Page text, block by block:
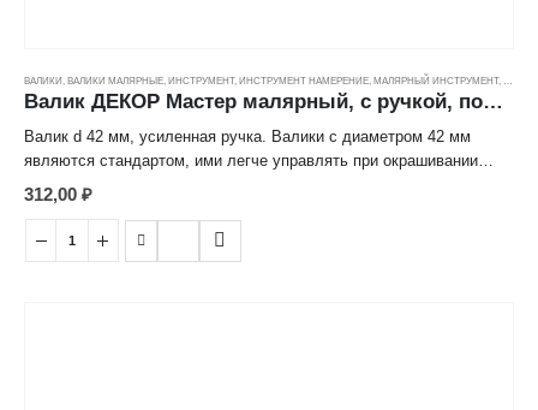
ВАЛИКИ ВАЛИКИ МАЛЯРНЫЕ ИНСТРУМЕНТ, ИНСТРУМЕНТ НАМЕРЕНИЕ МАЛЯРНЫЙ ИНСТРУМЕНТ,
Валик ДЕКОР Мастер малярный, с ручкой, полиакрил тигр (11/42/8мм) (240мм)
Валик d 42 мм, усиленная ручка. Валики с диаметром 42 мм
являются стандартом, ими легче управлять при окрашивании
поверхностей. Полиакрил тигр идеален для большинства ЛКМ и
типов поверхности, благодаря средней высоте ворса.
Преимущественно используется с ЛКМ на водной основе.
312,00 ₽